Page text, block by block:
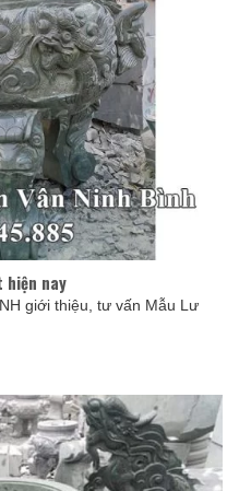
hiện nay
giới thiệu, tư vấn Mẫu Lư